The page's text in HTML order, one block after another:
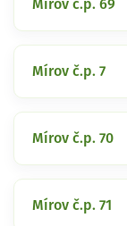
Mírov č.p. 69
Mírov č.p. 7
Mírov č.p. 70
Mírov č.p. 71